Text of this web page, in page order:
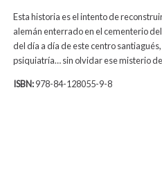
Esta historia es el intento de
alemán enterrado en el cementerio
del día a día de este centro
psiquiatría… sin olvidar ese misterio
ISBN:978-84-128055-9-8